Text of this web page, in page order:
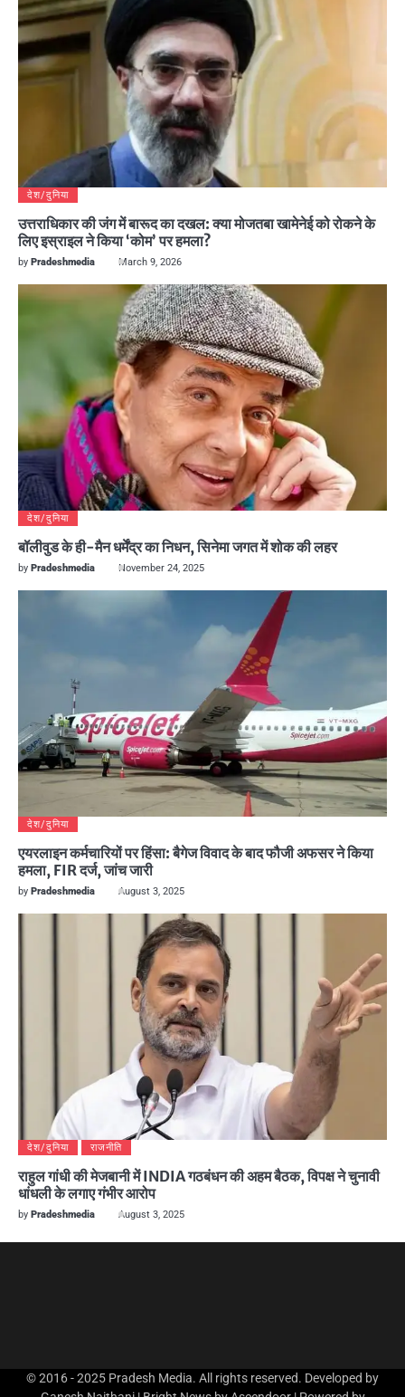
देश/दुनिया
उत्तराधिकार की जंग में बारूद का दखल: क्या मोजतबा खामेनेई को रोकने के
लिए इस्राइल ने किया ‘कोम’ पर हमला?
by Pradeshmedia March 9, 2026
देश/दुनिया
बॉलीवुड के ही-मैन धर्मेंद्र का निधन, सिनेमा जगत में शोक की लहर
by Pradeshmedia November 24, 2025
देश/दुनिया
एयरलाइन कर्मचारियों पर हिंसा: बैगेज विवाद के बाद फौजी अफसर ने किया
हमला, FIR दर्ज, जांच जारी
by Pradeshmedia August 3, 2025
देश/दुनिया राजनीति
राहुल गांधी की मेजबानी में INDIA गठबंधन की अहम बैठक, विपक्ष ने चुनावी
धांधली के लगाए गंभीर आरोप
by Pradeshmedia August 3, 2025
© 2016 - 2025 Pradesh Media. All rights reserved. Developed by